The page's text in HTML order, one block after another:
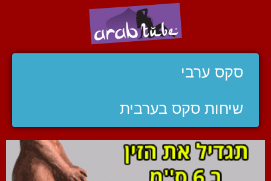
סקס ערבי
שיחות סקס בערבית